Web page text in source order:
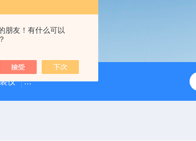
朋友！有什么可以
仪 全自动放射性水样蒸发浓缩赶酸仪ZDGS-8